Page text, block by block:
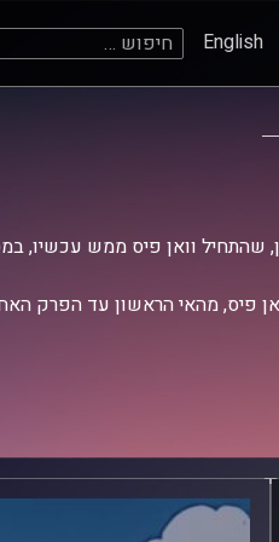
English חיפוש:
שהתחיל וואן פיס ממש עכשיו,
פיס, מהאי הראשון עד הפרק